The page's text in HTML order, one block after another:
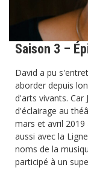
Saison 3 –
David a pu
aborder depuis
d'arts vivants. Car
d'éclairage au
mars et avril
aussi avec la
noms de la
participé à un